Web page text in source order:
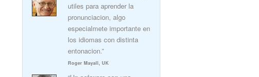
utiles para aprender la
pronunciacion, algo
especialmete importante en
los idiomas con distinta
entonacion.”
Roger Mayall, UK